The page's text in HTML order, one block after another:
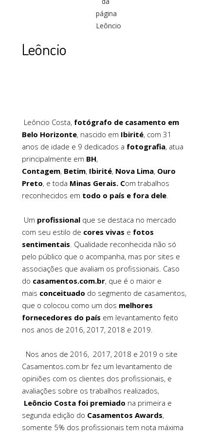
Leôncio
Leôncio Costa, fotógrafo de casamento em
Belo Horizonte, nascido em Ibirité, com 31
anos de idade e 9 dedicados a fotografia, atua
principalmente em BH,
Contagem, Betim, Ibirité, Nova Lima, Ouro
Preto, e toda Minas Gerais. Com trabalhos
reconhecidos em todo o país e fora dele.
Um profissional que se destaca no mercado
com seu estilo de cores vivas e fotos
sentimentais. Qualidade reconhecida não só
pelo público que o acompanha, mas por sites e
associações que avaliam os profissionais. Caso
do casamentos.com.br, que é o maior e
mais conceituado do segmento de casamentos,
que o colocou como um dos melhores
fornecedores do país em levantamento feito
nos anos de 2016, 2017, 2018 e 2019.
Nos anos de 2016, 2017, 2018 e 2019 o site
Casamentos.com.br fez um levantamento de
opiniões com os clientes dos profissionais, e
avaliações sobre os trabalhos realizados,
Leôncio Costa foi premiado na primeira e
segunda edição do Casamentos Awards,
somente 5% dos profissionais tem nota máxima